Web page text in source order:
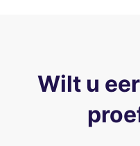
Wilt u